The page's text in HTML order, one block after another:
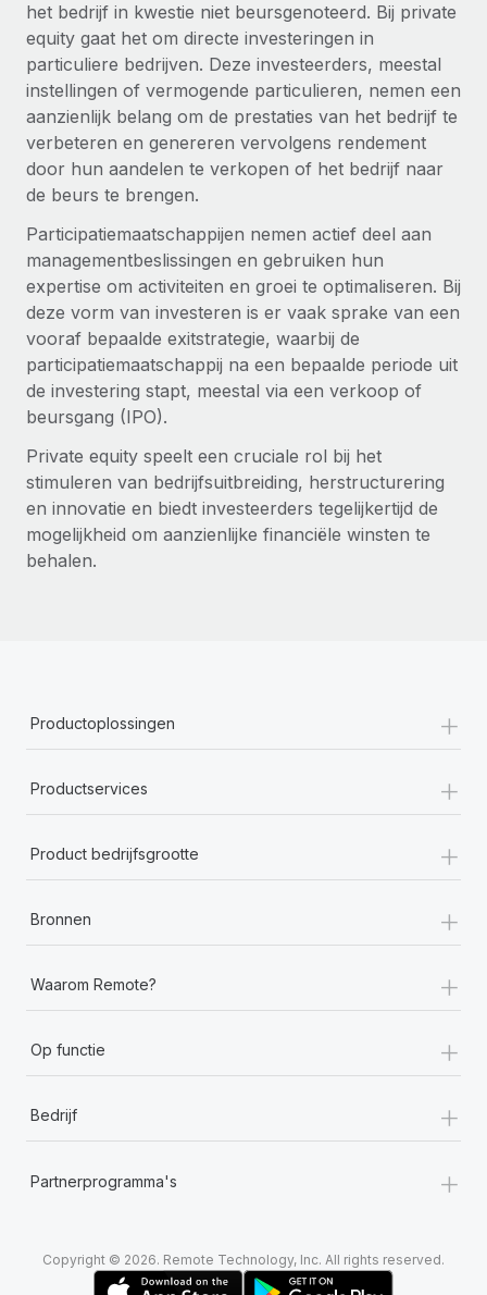
het bedrijf in kwestie niet beursgenoteerd. Bij private
equity gaat het om directe investeringen in
particuliere bedrijven. Deze investeerders, meestal
instellingen of vermogende particulieren, nemen een
aanzienlijk belang om de prestaties van het bedrijf te
verbeteren en genereren vervolgens rendement
door hun aandelen te verkopen of het bedrijf naar
de beurs te brengen.
Participatiemaatschappijen nemen actief deel aan
managementbeslissingen en gebruiken hun
expertise om activiteiten en groei te optimaliseren. Bij
deze vorm van investeren is er vaak sprake van een
vooraf bepaalde exitstrategie, waarbij de
participatiemaatschappij na een bepaalde periode uit
de investering stapt, meestal via een verkoop of
beursgang (IPO).
Private equity speelt een cruciale rol bij het
stimuleren van bedrijfsuitbreiding, herstructurering
en innovatie en biedt investeerders tegelijkertijd de
mogelijkheid om aanzienlijke financiële winsten te
behalen.
Productoplossingen +
Productservices +
Product bedrijfsgrootte +
Bronnen +
Waarom Remote? +
Op functie +
Bedrijf +
Partnerprogramma's +
Copyright © 2026. Remote Technology, Inc. All rights reserved.